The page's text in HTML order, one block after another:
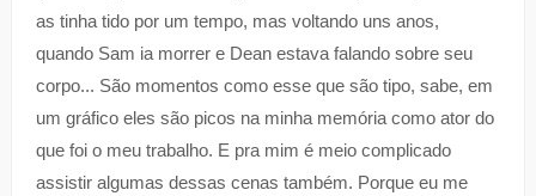
as tinha tido por um tempo, mas voltando uns anos,
quando Sam ia morrer e Dean estava falando sobre seu
corpo... São momentos como esse que são tipo, sabe, em
um gráfico eles são picos na minha memória como ator do
que foi o meu trabalho. E pra mim é meio complicado
assistir algumas dessas cenas também. Porque eu me